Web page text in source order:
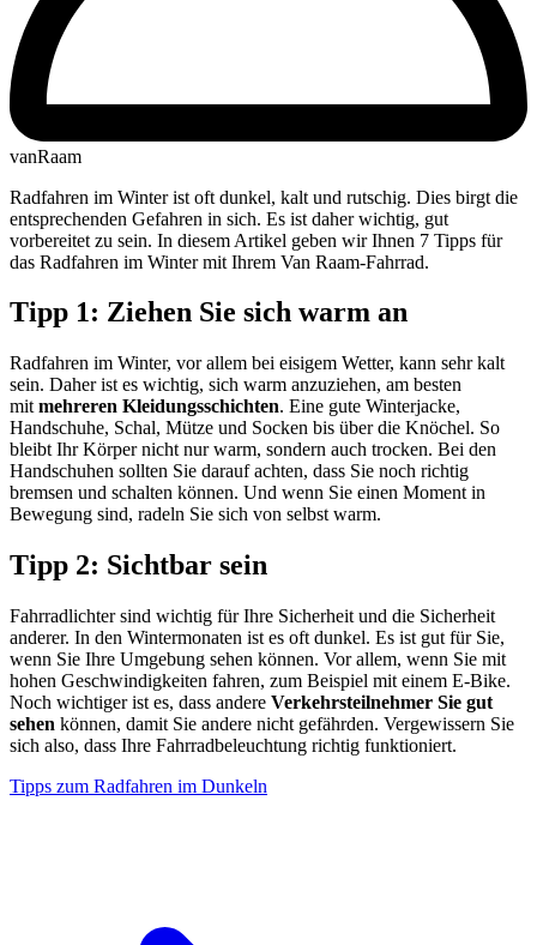
vanRaam
Radfahren im Winter ist oft dunkel, kalt und rutschig. Dies birgt die
entsprechenden Gefahren in sich. Es ist daher wichtig, gut
vorbereitet zu sein. In diesem Artikel geben wir Ihnen 7 Tipps für
das Radfahren im Winter mit Ihrem Van Raam-Fahrrad.
Tipp 1: Ziehen Sie sich warm an
Radfahren im Winter, vor allem bei eisigem Wetter, kann sehr kalt
sein. Daher ist es wichtig, sich warm anzuziehen, am besten
mit mehreren Kleidungsschichten. Eine gute Winterjacke,
Handschuhe, Schal, Mütze und Socken bis über die Knöchel. So
bleibt Ihr Körper nicht nur warm, sondern auch trocken. Bei den
Handschuhen sollten Sie darauf achten, dass Sie noch richtig
bremsen und schalten können. Und wenn Sie einen Moment in
Bewegung sind, radeln Sie sich von selbst warm.
Tipp 2: Sichtbar sein
Fahrradlichter sind wichtig für Ihre Sicherheit und die Sicherheit
anderer. In den Wintermonaten ist es oft dunkel. Es ist gut für Sie,
wenn Sie Ihre Umgebung sehen können. Vor allem, wenn Sie mit
hohen Geschwindigkeiten fahren, zum Beispiel mit einem E-Bike.
Noch wichtiger ist es, dass andere Verkehrsteilnehmer Sie gut
sehen können, damit Sie andere nicht gefährden. Vergewissern Sie
sich also, dass Ihre Fahrradbeleuchtung richtig funktioniert.
Tipps zum Radfahren im Dunkeln